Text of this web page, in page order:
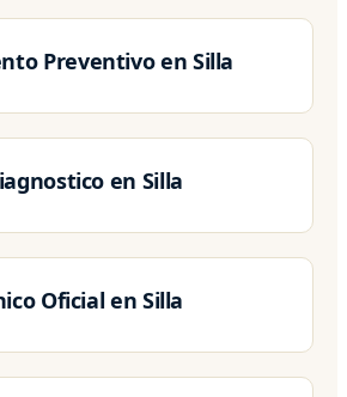
Preventivo en Silla
en Silla
Oficial en Silla